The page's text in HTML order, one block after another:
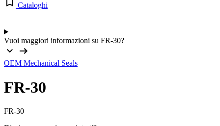
Cataloghi
Vuoi maggiori informazioni su FR-30?
OEM Mechanical Seals
FR-30
FR-30